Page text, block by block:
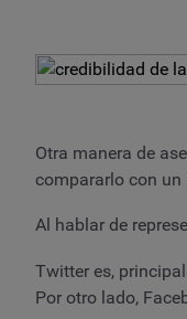
Otra manera de
compararlo con un
Al hablar de
Twitter es,
Por otro lado,